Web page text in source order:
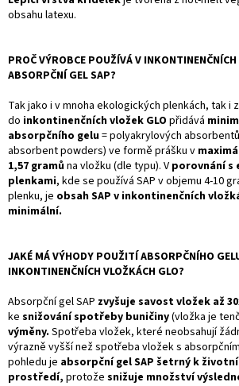
obsahu latexu.
PROČ VÝROBCE POUŽÍVÁ V
ABSORPČNÍ GEL SAP?
Tak jako i v mnoha ekologických plenkách, tak i
do inkontinenčních vložek GLO přidává
absorpčního gelu= polyakrylových
absorbent powders) ve formě prášku v
1,57 gramůna vložku (dle typu). V porovnání s
plenkami, kde se používá SAP v objemu 4-10
plenku, je obsah SAP v inkontinenčních
minimální.
JAKÉ MÁ VÝHODY POUŽITÍ ABSORPČNÍHO
INKONTINENČNÍCH VLOŽKÁCH GLO?
Absorpční gel SAP zvyšuje savost vložek až
ke snižování spotřeby buničiny(vložka je
výměny. Spotřeba vložek, které neobsahují
výrazně vyšší než spotřeba vložek s
pohledu je absorpční gel SAP šetrný k
prostředí, protože snižuje množství